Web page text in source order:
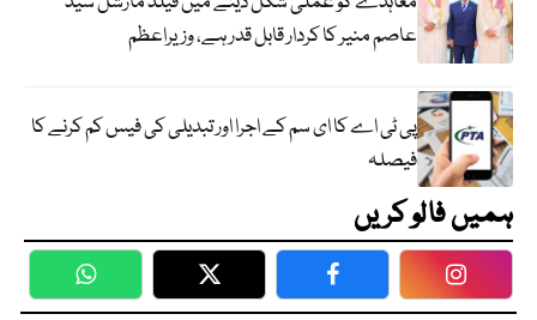
عاصم منیر کا کردار قابل قدر ہے، وزیراعظم
پی ٹی اے کا ای سم کے اجرا اور تبدیلی کی فیس کم کرنے کا
فیصلہ
ہمیں فالو کریں
WhatsApp Twitter Facebook